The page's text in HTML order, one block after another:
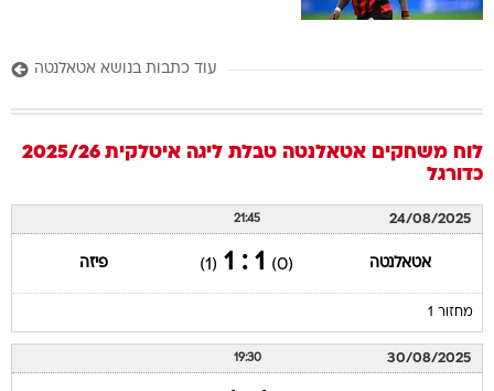
עוד כתבות בנושא אטאלנטה
לוח משחקים אטאלנטה טבלת ליגה איטלקית 2025/26
כדורגל
24/08/2025
21:45
אטאלנטה (0)
1 : 1
(1) פיזה
מחזור 1
30/08/2025
19:30